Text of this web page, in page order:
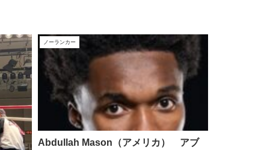
ノーランカー
Abdullah Mason（アメリカ） アブ